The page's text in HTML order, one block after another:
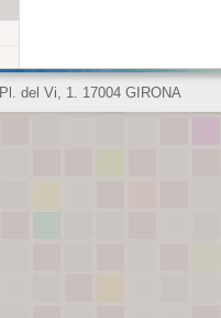
Pl. del Vi, 1. 17004 GIRONA